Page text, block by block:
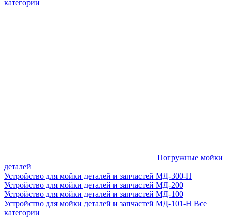
категории
Погружные мойки
деталей
Устройство для мойки деталей и запчастей МД-300-H
Устройство для мойки деталей и запчастей МД-200
Устройство для мойки деталей и запчастей МД-100
Устройство для мойки деталей и запчастей МД-101-Н Все
категории